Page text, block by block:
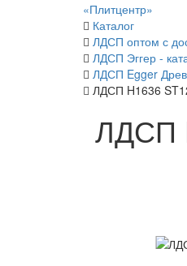
«Плитцентр»
Каталог
ЛДСП оптом с
ЛДСП Эггер -
ЛДСП Egger
ЛДСП H1636
ЛДСП